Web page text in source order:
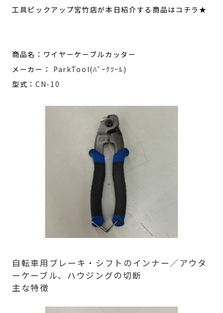
工具ピックアップ宮竹店が本日紹介する商品はコチラ★
商品名：ワイヤーケーブルカッター
メーカー：
ParkTool(ﾊﾟｰｸﾂｰﾙ)
型式： CN-10
自転車用ブレーキ・シフトのインナー／アウタ
ーケーブル、ハウジングの切断
主な特徴